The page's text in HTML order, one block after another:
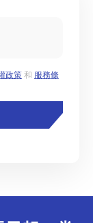
政策 和 服務條